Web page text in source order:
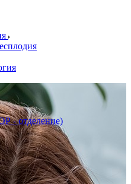
- отделение)